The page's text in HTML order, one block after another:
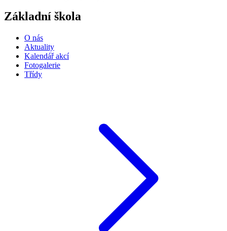
Základní škola
O nás
Aktuality
Kalendář akcí
Fotogalerie
Třídy